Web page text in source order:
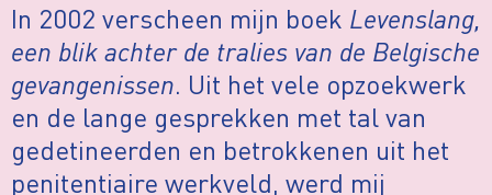
In 2002 verscheen mijn boek Levenslang,
een blik achter de tralies van de Belgische
gevangenissen. Uit het vele opzoekwerk
en de lange gesprekken met tal van
gedetineerden en betrokkenen uit het
penitentiaire werkveld, werd mij